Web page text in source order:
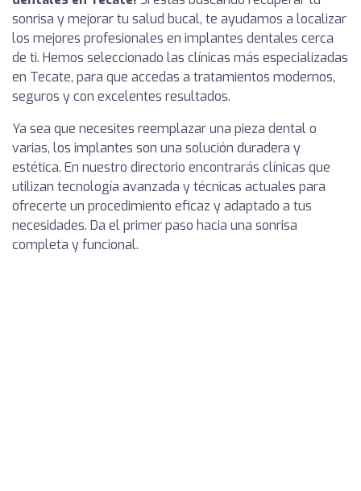
sonrisa y mejorar tu salud bucal, te ayudamos a localizar
los mejores profesionales en implantes dentales cerca
de ti. Hemos seleccionado las clínicas más especializadas
en Tecate, para que accedas a tratamientos modernos,
seguros y con excelentes resultados.
Ya sea que necesites reemplazar una pieza dental o
varias, los implantes son una solución duradera y
estética. En nuestro directorio encontrarás clínicas que
utilizan tecnología avanzada y técnicas actuales para
ofrecerte un procedimiento eficaz y adaptado a tus
necesidades. Da el primer paso hacia una sonrisa
completa y funcional.